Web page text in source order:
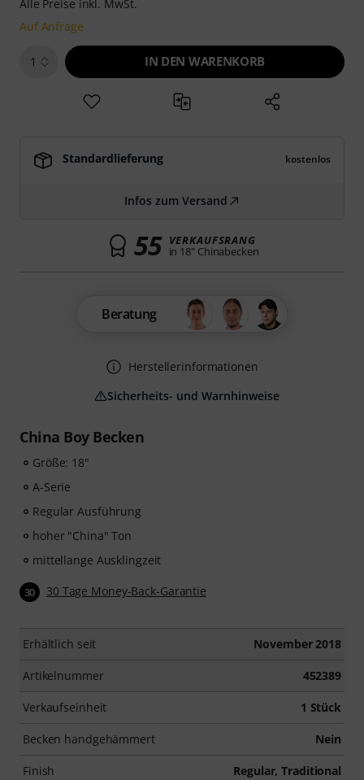
China Boy Becken
Größe: 18"
A-Serie
Regular Ausführung
hoher "China" Ton
mittellange Ausklingzeit
30 30 Tage Money-Back-Garantie
Erhältlich seit November 2018
Artikelnummer 452389
Verkaufseinheit 1 Stück
Becken handgehämmert Nein
Finish Regular, Traditional
Alle Preise inkl. MwSt.
Auf Anfrage
1 IN DEN WARENKORB
Standardlieferung kostenlos
Infos zum Versand
55 VERKAUFSRANG
in 18" Chinabecken
Beratung
Herstellerinformationen
Sicherheits- und Warnhinweise